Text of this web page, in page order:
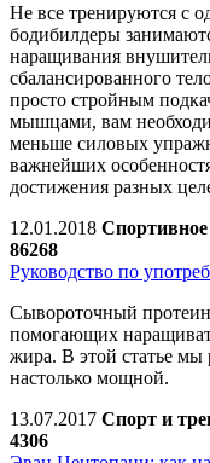
Не все тренируются с
бодибилдеры
наращивания
сбалансированного
просто стройным
мышцами, вам
меньше силовых
важнейших
достижения разных
12.01.2018
86268
Руководство по
Сывороточный
помогающих
жира. В этой статье мы
настолько мощной.
13.07.2017 Спорт и
4306